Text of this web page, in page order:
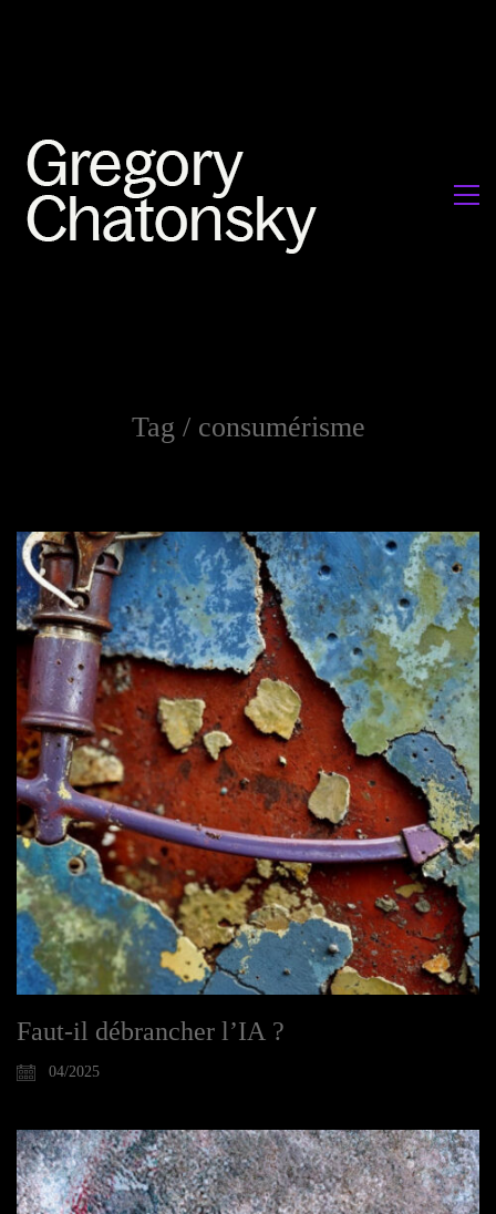
Tag / consumérisme
Faut-il débrancher l’IA ?
04/2025